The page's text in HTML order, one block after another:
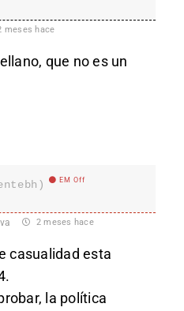
meses hace
que no es un
EM Off
2 meses hace
casualidad esta
la política